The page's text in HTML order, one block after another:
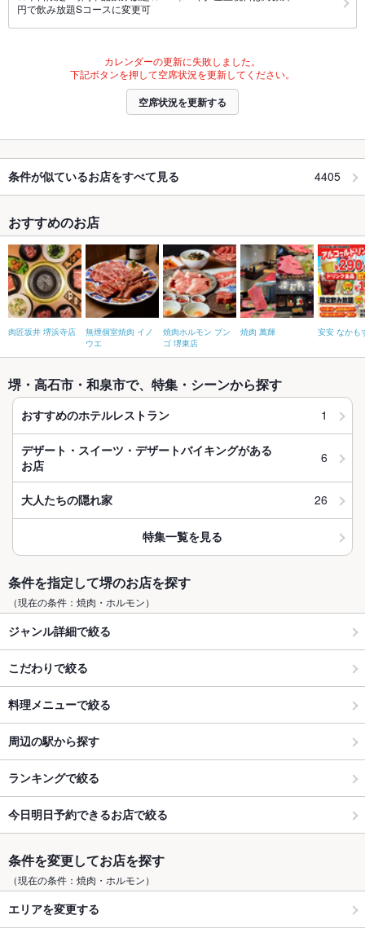
円で飲み放題Sコースに変更可
カレンダーの更新に失敗しました。
下記ボタンを押して空席状況を更新してください。
空席状況を更新する
条件が似ているお店をすべて見る 4405
おすすめのお店
肉匠坂井 堺浜寺店
無煙個室焼肉 イノ
ウエ
焼肉ホルモン ブン
ゴ 堺東店
焼肉 萬輝 安安 なかも
堺・高石市・和泉市で、特集・シーンから探す
おすすめのホテルレストラン 1
デザート・スイーツ・デザートバイキングがある
お店
6
大人たちの隠れ家 26
特集一覧を見る
条件を指定して堺のお店を探す
（現在の条件：焼肉・ホルモン）
ジャンル詳細で絞る
こだわりで絞る
料理メニューで絞る
周辺の駅から探す
ランキングで絞る
今日明日予約できるお店で絞る
条件を変更してお店を探す
（現在の条件：焼肉・ホルモン）
エリアを変更する